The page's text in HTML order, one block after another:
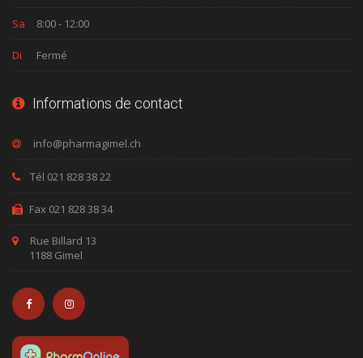
Sa 8:00 - 12:00
Di Fermé
Informations de contact
Tél 021 828 38 22
Fax 021 828 38 34
Rue Billard 13
1188 Gimel